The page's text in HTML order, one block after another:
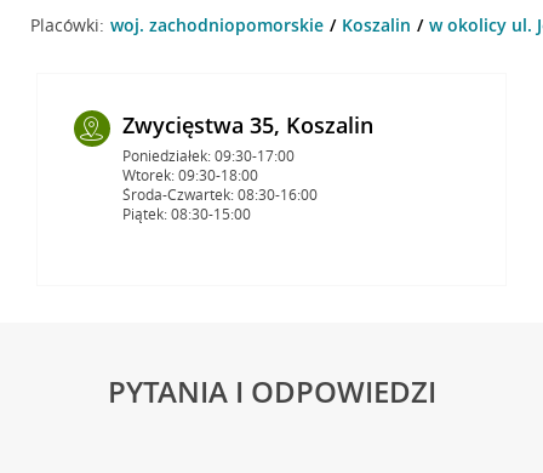
Placówki: woj. zachodniopomorskie Koszalin w okolicy ul.
Zwycięstwa 35, Koszalin
Poniedziałek: 09:30-17:00
Wtorek: 09:30-18:00
Środa-Czwartek: 08:30-16:00
Piątek: 08:30-15:00
PYTANIA I ODPOWIEDZI